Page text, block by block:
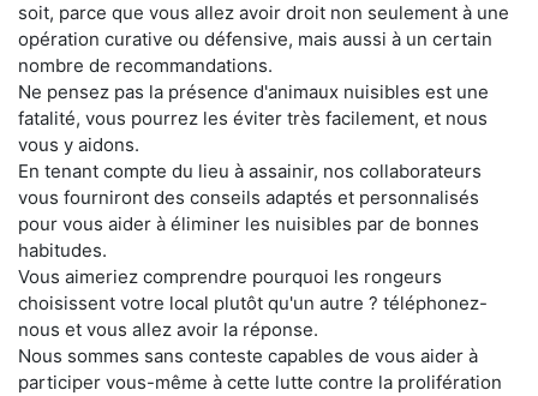
soit, parce que vous allez avoir droit non seulement à une
opération curative ou défensive, mais aussi à un certain
nombre de recommandations.
Ne pensez pas la présence d'animaux nuisibles est une
fatalité, vous pourrez les éviter très facilement, et nous
vous y aidons.
En tenant compte du lieu à assainir, nos collaborateurs
vous fourniront des conseils adaptés et personnalisés
pour vous aider à éliminer les nuisibles par de bonnes
habitudes.
Vous aimeriez comprendre pourquoi les rongeurs
choisissent votre local plutôt qu'un autre ? téléphonez-
nous et vous allez avoir la réponse.
Nous sommes sans conteste capables de vous aider à
participer vous-même à cette lutte contre la prolifération